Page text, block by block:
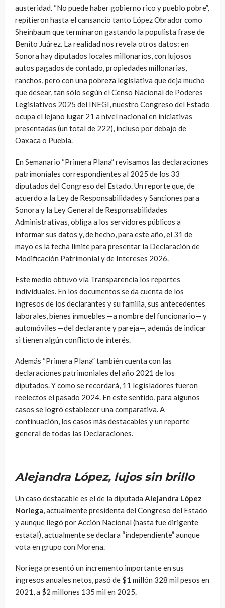
austeridad. “No puede haber gobierno rico y pueblo pobre”,
repitieron hasta el cansancio tanto López Obrador como
Sheinbaum que terminaron gastando la populista frase de
Benito Juárez. La realidad nos revela otros datos: en
Sonora hay diputados locales millonarios, con lujosos
autos pagados de contado, propiedades millonarias,
ranchos, pero con una pobreza legislativa que deja mucho
que desear, tan sólo según el Censo Nacional de Poderes
Legislativos 2025 del INEGI, nuestro Congreso del Estado
ocupa el lejano lugar 21 a nivel nacional en iniciativas
presentadas (un total de 222), incluso por debajo de
Oaxaca o Puebla.
En Semanario “Primera Plana” revisamos las declaraciones
patrimoniales correspondientes al 2025 de los 33
diputados del Congreso del Estado. Un reporte que, de
acuerdo a la Ley de Responsabilidades y Sanciones para
Sonora y la Ley General de Responsabilidades
Administrativas, obliga a los servidores públicos a
informar sus datos y, de hecho, para este año, el 31 de
mayo es la fecha límite para presentar la Declaración de
Modificación Patrimonial y de Intereses 2026.
Este medio obtuvo vía Transparencia los reportes
individuales. En los documentos se da cuenta de los
ingresos de los declarantes y su familia, sus antecedentes
laborales, bienes inmuebles —a nombre del funcionario— y
automóviles —del declarante y pareja—, además de indicar
si tienen algún conflicto de interés.
Además “Primera Plana” también cuenta con las
declaraciones patrimoniales del año 2021 de los
diputados. Y como se recordará, 11 legisladores fueron
reelectos el pasado 2024. En este sentido, para algunos
casos se logró establecer una comparativa. A
continuación, los casos más destacables y un reporte
general de todas las Declaraciones.
Alejandra López, lujos sin brillo
Un caso destacable es el de la diputada Alejandra López
Noriega, actualmente presidenta del Congreso del Estado
y aunque llegó por Acción Nacional (hasta fue dirigente
estatal), actualmente se declara “independiente” aunque
vota en grupo con Morena.
Noriega presentó un incremento importante en sus
ingresos anuales netos, pasó de $1 millón 328 mil pesos en
2021, a $2 millones 135 mil en 2025.